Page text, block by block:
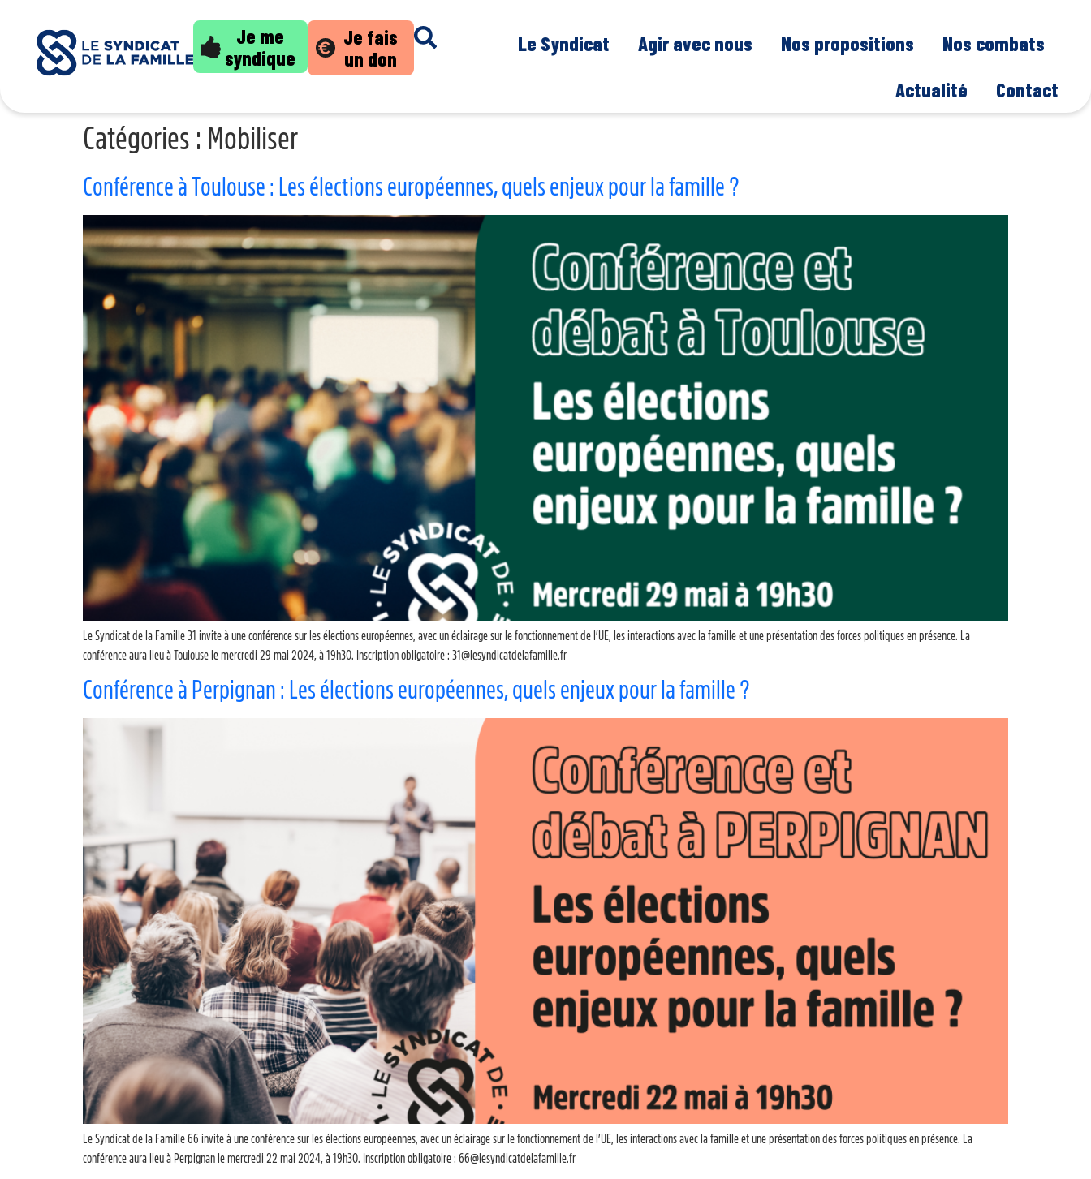
Je me
syndique
Je fais
un don
Le Syndicat Agir avec nous Nos propositions
Nos combats
Actualité
Contact
Catégories : Mobiliser
Conférence à Toulouse : Les élections européennes, quels enjeux pour la famille ?
Le Syndicat de la Famille 31 invite à une conférence sur les élections européennes, avec un éclairage sur le fonctionnement de l’UE, les interactions avec la famille et une présentation des forces politiques en présence. La
conférence aura lieu à Toulouse le mercredi 29 mai 2024, à 19h30. Inscription obligatoire : 31@lesyndicatdelafamille.fr
Conférence à Perpignan : Les élections européennes, quels enjeux pour la famille ?
Le Syndicat de la Famille 66 invite à une conférence sur les élections européennes, avec un éclairage sur le fonctionnement de l’UE, les interactions avec la famille et une présentation des forces politiques en présence. La
conférence aura lieu à Perpignan le mercredi 22 mai 2024, à 19h30. Inscription obligatoire : 66@lesyndicatdelafamille.fr